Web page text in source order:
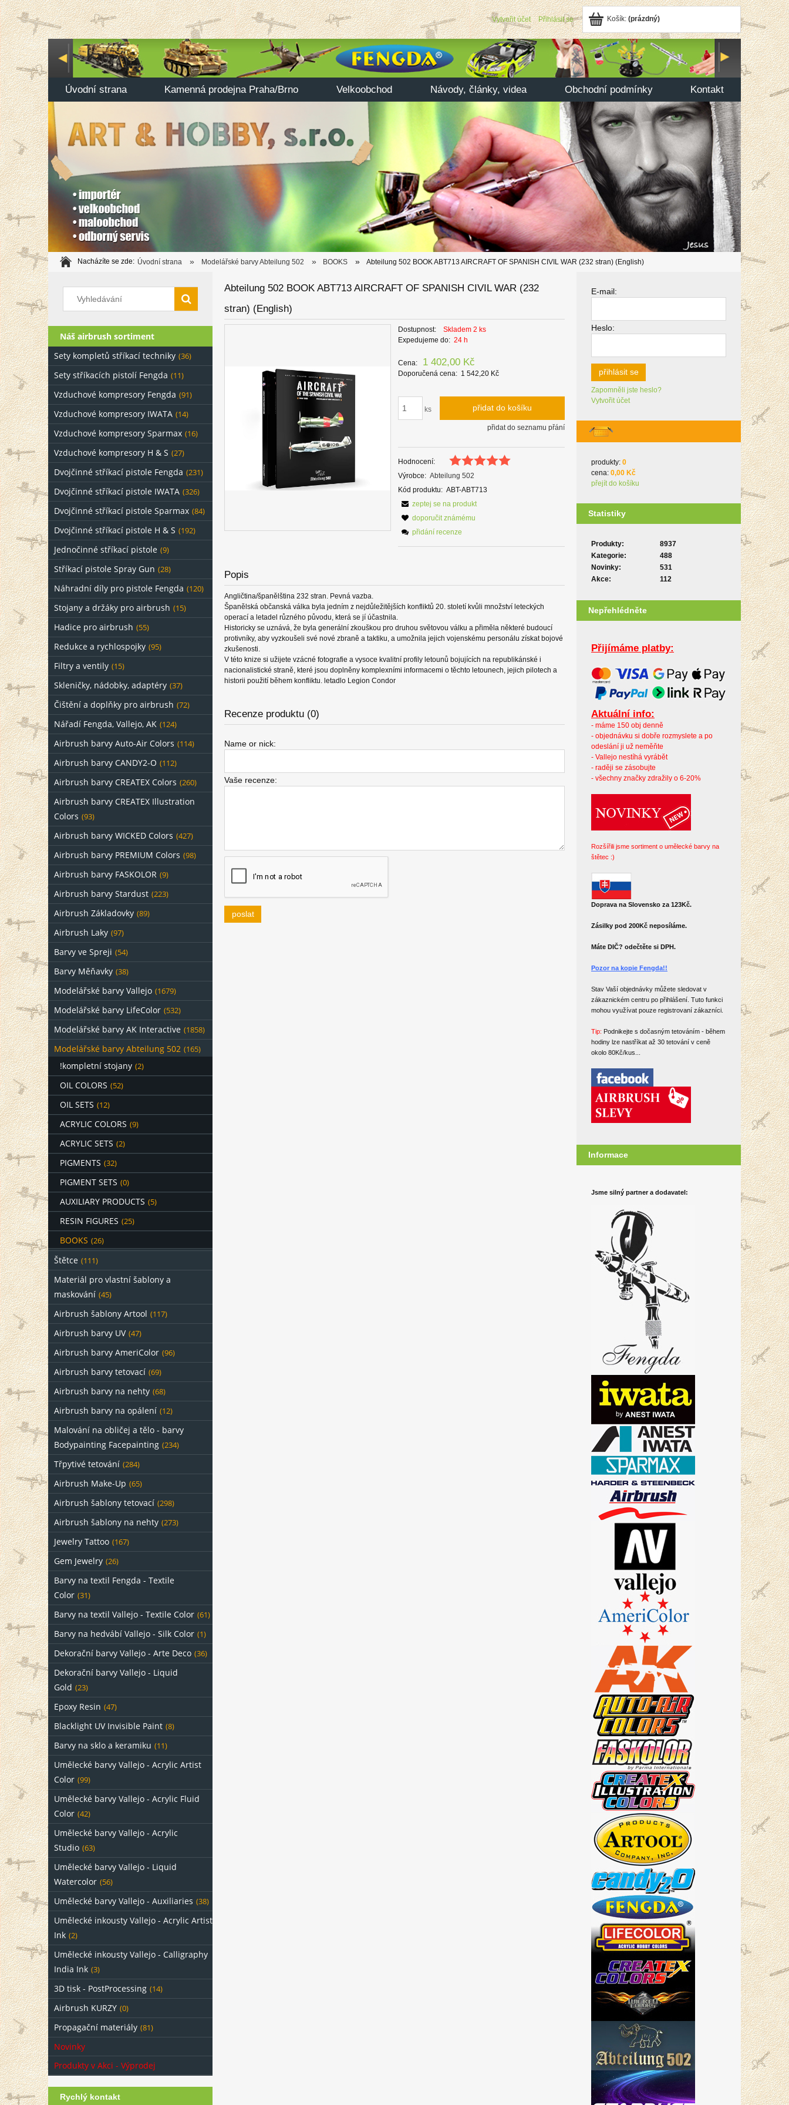
Košík: (prázdný)
Vytvořit účet Přihlásit se
Úvodní strana Kamenná prodejna Praha/Brno Velkoobchod Návody, články, videa Obchodní podmínky Kontakt
Nacházíte se zde: Úvodní strana » Modelářské barvy Abteilung 502 » BOOKS » Abteilung 502 BOOK ABT713 AIRCRAFT OF SPANISH CIVIL WAR (232 stran) (English)
Náš airbrush sortiment
Sety kompletů stříkací techniky (36)
Sety stříkacích pistolí Fengda (11)
Vzduchové kompresory Fengda (91)
Vzduchové kompresory IWATA (14)
Vzduchové kompresory Sparmax (16)
Vzduchové kompresory H & S (27)
Dvojčinné stříkací pistole Fengda (231)
Dvojčinné stříkací pistole IWATA (326)
Dvojčinné stříkací pistole Sparmax (84)
Dvojčinné stříkací pistole H & S (192)
Jednočinné stříkací pistole (9)
Stříkací pistole Spray Gun (28)
Náhradní díly pro pistole Fengda (120)
Stojany a držáky pro airbrush (15)
Hadice pro airbrush (55)
Redukce a rychlospojky (95)
Filtry a ventily (15)
Skleničky, nádobky, adaptéry (37)
Čištění a doplňky pro airbrush (72)
Nářadí Fengda, Vallejo, AK (124)
Airbrush barvy Auto-Air Colors (114)
Airbrush barvy CANDY2-O (112)
Airbrush barvy CREATEX Colors (260)
Airbrush barvy CREATEX Illustration
Colors (93)
Airbrush barvy WICKED Colors (427)
Airbrush barvy PREMIUM Colors (98)
Airbrush barvy FASKOLOR (9)
Airbrush barvy Stardust (223)
Airbrush Základovky (89)
Airbrush Laky (97)
Barvy ve Spreji (54)
Barvy Měňavky (38)
Modelářské barvy Vallejo (1679)
Modelářské barvy LifeColor (532)
Modelářské barvy AK Interactive (1858)
Modelářské barvy Abteilung 502 (165)
!kompletní stojany (2)
OIL COLORS (52)
OIL SETS (12)
ACRYLIC COLORS (9)
ACRYLIC SETS (2)
PIGMENTS (32)
PIGMENT SETS (0)
AUXILIARY PRODUCTS (5)
RESIN FIGURES (25)
BOOKS (26)
Štětce (111)
Materiál pro vlastní šablony a
maskování (45)
Airbrush šablony Artool (117)
Airbrush barvy UV (47)
Airbrush barvy AmeriColor (96)
Airbrush barvy tetovací (69)
Airbrush barvy na nehty (68)
Airbrush barvy na opálení (12)
Malování na obličej a tělo - barvy
Bodypainting Facepainting (234)
Třpytivé tetování (284)
Airbrush Make-Up (65)
Airbrush šablony tetovací (298)
Airbrush šablony na nehty (273)
Jewelry Tattoo (167)
Gem Jewelry (26)
Barvy na textil Fengda - Textile
Color (31)
Barvy na textil Vallejo - Textile Color (61)
Barvy na hedvábí Vallejo - Silk Color (1)
Dekorační barvy Vallejo - Arte Deco (36)
Dekorační barvy Vallejo - Liquid
Gold (23)
Epoxy Resin (47)
Blacklight UV Invisible Paint (8)
Barvy na sklo a keramiku (11)
Umělecké barvy Vallejo - Acrylic Artist
Color (99)
Umělecké barvy Vallejo - Acrylic Fluid
Color (42)
Umělecké barvy Vallejo - Acrylic
Studio (63)
Umělecké barvy Vallejo - Liquid
Watercolor (56)
Umělecké barvy Vallejo - Auxiliaries (38)
Umělecké inkousty Vallejo - Acrylic Artist
Ink (2)
Umělecké inkousty Vallejo - Calligraphy
India Ink (3)
3D tisk - PostProcessing (14)
Airbrush KURZY (0)
Propagační materiály (81)
Novinky
Produkty v Akci - Výprodej
Rychlý kontakt
Abteilung 502 BOOK ABT713 AIRCRAFT OF SPANISH CIVIL WAR (232
stran) (English)
Dostupnost:
Skladem 2 ks
Expedujeme do: 24 h
Cena: 1 402,00 Kč
Doporučená cena: 1 542,20 Kč
ks přidat do košíku
přidat do seznamu přání
Hodnocení:
Výrobce: Abteilung 502
Kód produktu: ABT-ABT713
zeptej se na produkt
doporučit známému
přidání recenze
Popis
Angličtina/španělština 232 stran. Pevná vazba.
Španělská občanská válka byla jedním z nejdůležitějších konfliktů 20. století kvůli množství leteckých
operací a letadel různého původu, která se jí účastnila.
Historicky se uznává, že byla generální zkouškou pro druhou světovou válku a přiměla některé budoucí
protivníky, aby vyzkoušeli své nové zbraně a taktiku, a umožnila jejich vojenskému personálu získat bojové
zkušenosti.
V této knize si užijete vzácné fotografie a vysoce kvalitní profily letounů bojujících na republikánské i
nacionalistické straně, které jsou doplněny komplexními informacemi o těchto letounech, jejich pilotech a
historii použití během konfliktu. letadlo Legion Condor
Recenze produktu (0)
Name or nick:
Vaše recenze:
poslat
E-mail:
Heslo:
přihlásit se
Zapomněli jste heslo?
Vytvořit účet
produkty: 0
cena: 0,00 Kč
přejít do košíku
Statistiky
Produkty:
8937
Kategorie:
488
Novinky:
531
Akce:
112
Nepřehlédněte
Přijímáme platby:
Aktuální info:
- máme 150 obj denně
- objednávku si dobře rozmyslete a po
odeslání ji už neměňte
- Vallejo nestíhá vyrábět
- raději se zásobujte
- všechny značky zdražily o 6-20%
Rozšířili jsme sortiment o umělecké barvy na
štětec :)
Doprava na Slovensko za 123Kč.
Zásilky pod 200Kč neposíláme.
Máte DIČ? odečtěte si DPH.
Pozor na kopie Fengda!!
Stav Vaší objednávky můžete sledovat v
zákaznickém centru po přihlášení. Tuto funkci
mohou využívat pouze registrovaní zákazníci.
Tip: Podnikejte s dočasným tetováním - během
hodiny lze nastříkat až 30 tetování v ceně
okolo 80Kč/kus...
Informace
Jsme silný partner a dodavatel: